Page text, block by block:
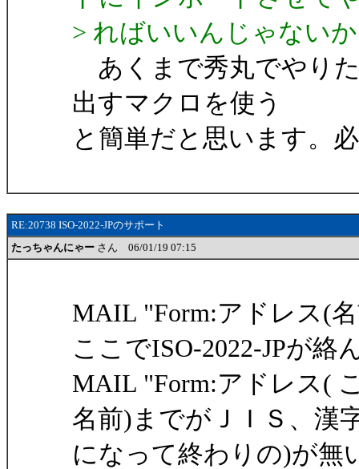
> ればいいんじゃない
あくまで秀丸でやり
出すマクロを使う
と簡単だと思います。
RE:20738 ISO-2022-JPのサポート
たっちゃんにゃー さん 06/01/19 07:15
MAIL "Form:アドレス(
ここでISO-2022-JPが絡
MAIL "Form:アドレス(
名前)までがＪＩＳ、漢
になって終わりの)が無